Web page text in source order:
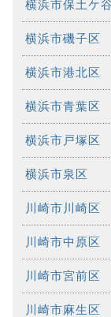
横浜市保土ケ
横浜市磯子区
横浜市港北区
横浜市青葉区
横浜市戸塚区
横浜市泉区
川崎市川崎区
川崎市中原区
川崎市宮前区
川崎市麻生区